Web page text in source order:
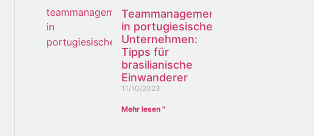
Teammanagement
in portugiesischen
Unternehmen:
Tipps für
brasilianische
Einwanderer
11/10/2023
Mehr lesen "